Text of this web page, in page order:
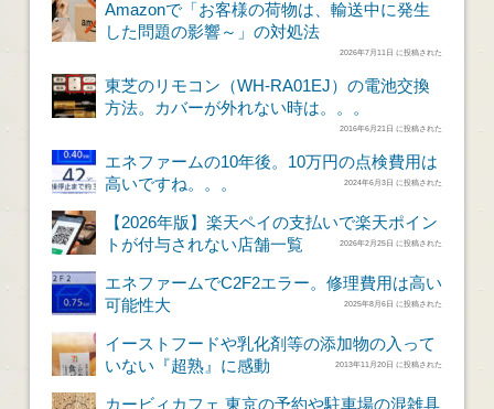
Amazonで「お客様の荷物は、輸送中に発生
した問題の影響～」の対処法
2026年7月11日 に投稿された
東芝のリモコン（WH-RA01EJ）の電池交換
方法。カバーが外れない時は。。。
2016年6月21日 に投稿された
エネファームの10年後。10万円の点検費用は
高いですね。。。
2024年6月3日 に投稿された
【2026年版】楽天ペイの支払いで楽天ポイン
トが付与されない店舗一覧
2026年2月25日 に投稿された
エネファームでC2F2エラー。修理費用は高い
可能性大
2025年8月6日 に投稿された
イーストフードや乳化剤等の添加物の入って
いない『超熟』に感動
2013年11月20日 に投稿された
カービィカフェ 東京の予約や駐車場の混雑具